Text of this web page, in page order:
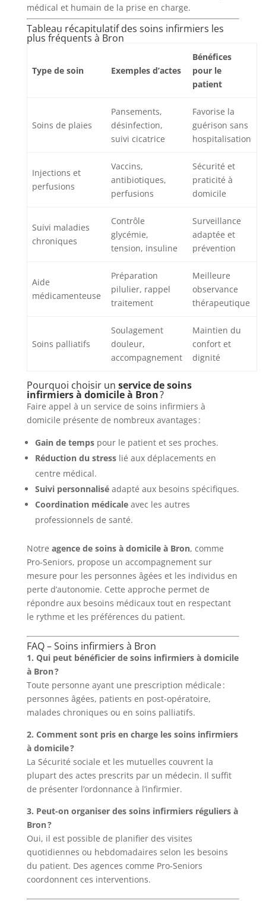
médical et humain de la prise en charge.
Tableau récapitulatif des soins infirmiers les
plus fréquents à Bron
Type de soin Exemples d’actes
Bénéfices
pour le
patient
Soins de plaies
Pansements,
désinfection,
suivi cicatrice
Favorise la
guérison sans
hospitalisation
Injections et
perfusions
Vaccins,
antibiotiques,
perfusions
Sécurité et
praticité à
domicile
Suivi maladies
chroniques
Contrôle
glycémie,
tension, insuline
Surveillance
adaptée et
prévention
Aide
médicamenteuse
Préparation
pilulier, rappel
traitement
Meilleure
observance
thérapeutique
Soins palliatifs
Soulagement
douleur,
accompagnement
Maintien du
confort et
dignité
Pourquoi choisir un service de soins
infirmiers à domicile à Bron?
Faire appel à un service de soins infirmiers à
domicile présente de nombreux avantages :
Gain de tempspour le patient et ses proches.
Réduction du stresslié aux déplacements en
centre médical.
Suivi personnaliséadapté aux besoins spécifiques.
Coordination médicaleavec les autres
professionnels de santé.
Notre agence de soins à domicile à Bron, comme
Pro-Seniors, propose un accompagnement sur
mesure pour les personnes âgées et les individus en
perte d’autonomie. Cette approche permet de
répondre aux besoins médicaux tout en respectant
le rythme et les préférences du patient.
FAQ – Soins infirmiers à Bron
1. Qui peut bénéficier de soins infirmiers à domicile
à Bron ?
Toute personne ayant une prescription médicale :
personnes âgées, patients en post-opératoire,
malades chroniques ou en soins palliatifs.
2. Comment sont pris en charge les soins infirmiers
à domicile ?
La Sécurité sociale et les mutuelles couvrent la
plupart des actes prescrits par un médecin. Il suffit
de présenter l’ordonnance à l’infirmier.
3. Peut-on organiser des soins infirmiers réguliers à
Bron ?
Oui, il est possible de planifier des visites
quotidiennes ou hebdomadaires selon les besoins
du patient. Des agences comme Pro-Seniors
coordonnent ces interventions.